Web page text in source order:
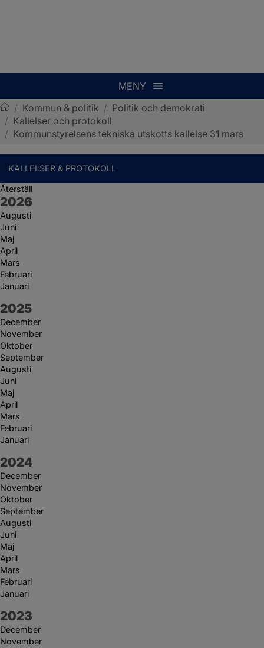
MENY
Sotenäs kommun
/ Kommun & politik / Politik och demokrati
/ Kallelser och protokoll
/ Kommunstyrelsens tekniska utskotts kallelse 31 mars
KALLELSER & PROTOKOLL
Återställ
År:
2026
Augusti
Juni
Maj
April
Mars
Februari
Januari
År:
2025
December
November
Oktober
September
Augusti
Juni
Maj
April
Mars
Februari
Januari
År:
2024
December
November
Oktober
September
Augusti
Juni
Maj
April
Mars
Februari
Januari
År:
2023
December
November